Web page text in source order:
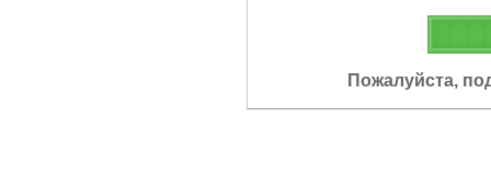
Пожалуйста,